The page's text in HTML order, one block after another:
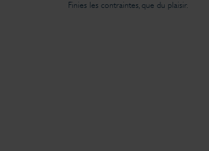
Finies les contraintes, que du plaisir.